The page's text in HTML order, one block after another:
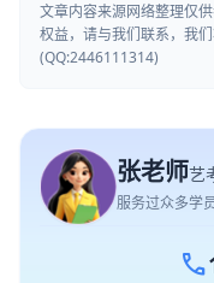
文章内容来源网络整理仅
权益，请与我们联系，我
(QQ:2446111314)
张老师艺
服务过众多学
call